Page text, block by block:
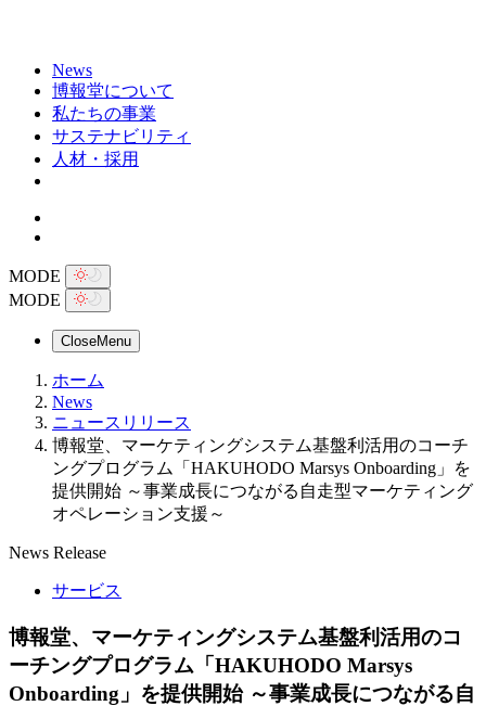
News
博報堂について
私たちの事業
サステナビリティ
人材・採用
MODE
MODE
CloseMenu
ホーム
News
ニュースリリース
博報堂、マーケティングシステム基盤利活用のコーチ
ングプログラム「HAKUHODO Marsys Onboarding」を
提供開始 ～事業成長につながる自走型マーケティング
オペレーション支援～
News Release
サービス
博報堂、マーケティングシステム基盤利活用のコ
ーチングプログラム「HAKUHODO Marsys
Onboarding」を提供開始 ～事業成長につながる自